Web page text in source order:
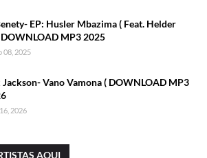
EP: Husler Mbazima ( Feat. Helder
DOWNLOAD MP3 2025
08, 2025
Jackson- Vano Vamona ( DOWNLOAD MP3
2026
AQUI